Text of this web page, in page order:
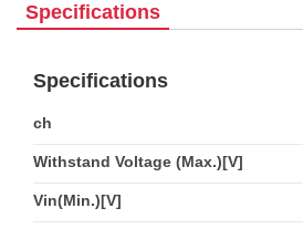
Specifications
Specifications
ch
Withstand Voltage (Max.)[V]
Vin(Min.)[V]